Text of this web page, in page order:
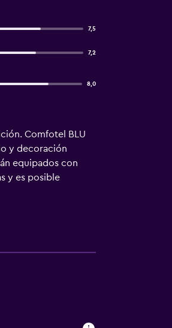
7,5
7,2
8,0
Comfotel BLU
y decoración
equipados con
y es posible